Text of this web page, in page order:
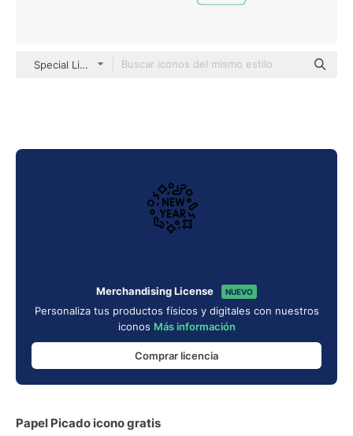
Special Lineal
Merchandising License NUEVO
Personaliza tus productos físicos y digitales con nuestros
iconos Más información
Comprar licencia
Papel Picado icono gratis